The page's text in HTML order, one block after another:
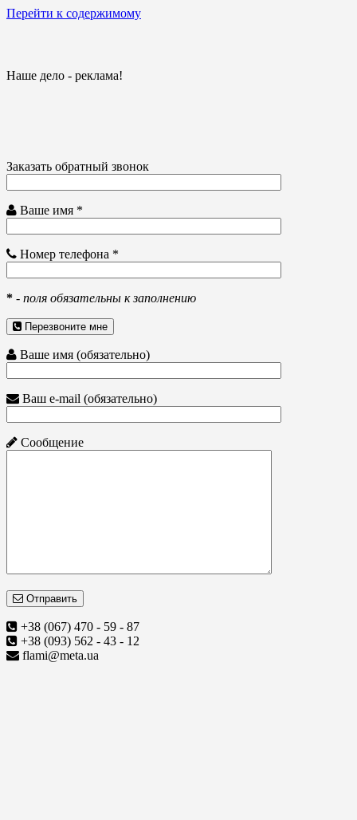
Перейти к содержимому
Наше дело - реклама!
Заказать обратный звонок
Ваше имя *
Номер телефона *
* - поля обязательны к заполнению
Перезвоните мне
Ваше имя (обязательно)
Ваш e-mail (обязательно)
Сообщение
Отправить
+38 (067) 470 - 59 - 87
+38 (093) 562 - 43 - 12
flami@meta.ua